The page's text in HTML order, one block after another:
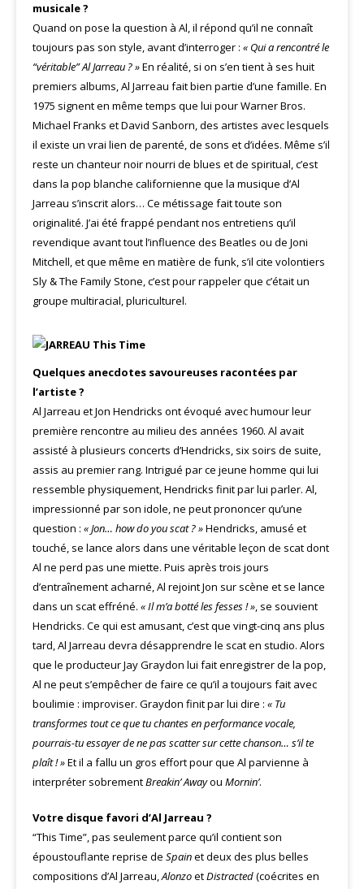
musicale ?
Quand on pose la question à Al, il répond qu’il ne connaît
toujours pas son style, avant d’interroger : « Qui a rencontré le
“véritable” Al Jarreau ? »En réalité, si on s’en tient à ses huit
premiers albums, Al Jarreau fait bien partie d’une famille. En
1975 signent en même temps que lui pour Warner Bros.
Michael Franks et David Sanborn, des artistes avec lesquels
il existe un vrai lien de parenté, de sons et d’idées. Même s’il
reste un chanteur noir nourri de blues et de spiritual, c’est
dans la pop blanche californienne que la musique d’Al
Jarreau s’inscrit alors… Ce métissage fait toute son
originalité. J’ai été frappé pendant nos entretiens qu’il
revendique avant tout l’influence des Beatles ou de Joni
Mitchell, et que même en matière de funk, s’il cite volontiers
Sly & The Family Stone, c’est pour rappeler que c’était un
groupe multiracial, pluriculturel.
Quelques anecdotes savoureuses racontées par
l’artiste ?
Al Jarreau et Jon Hendricks ont évoqué avec humour leur
première rencontre au milieu des années 1960. Al avait
assisté à plusieurs concerts d’Hendricks, six soirs de suite,
assis au premier rang. Intrigué par ce jeune homme qui lui
ressemble physiquement, Hendricks finit par lui parler. Al,
impressionné par son idole, ne peut prononcer qu’une
question : « Jon… how do you scat ? »Hendricks, amusé et
touché, se lance alors dans une véritable leçon de scat dont
Al ne perd pas une miette. Puis après trois jours
d’entraînement acharné, Al rejoint Jon sur scène et se lance
dans un scat effréné. « Il m’a botté les fesses ! », se souvient
Hendricks. Ce qui est amusant, c’est que vingt-cinq ans plus
tard, Al Jarreau devra désapprendre le scat en studio. Alors
que le producteur Jay Graydon lui fait enregistrer de la pop,
Al ne peut s’empêcher de faire ce qu’il a toujours fait avec
boulimie : improviser. Graydon finit par lui dire : « Tu
transformes tout ce que tu chantes en performancevocale,
pourrais-tu essayer de ne pas scatter sur cettechanson… s’il te
plaît ! »Et il a fallu un gros effort pour que Al parvienne à
interpréter sobrementBreakin’Awayou Mornin’.
Votre disque favori d’Al Jarreau ?
“This Time”, pas seulement parce qu’il contient son
époustouflante reprise de Spainet deux des plus belles
compositions d’Al Jarreau,AlonzoetDistracted(coécrites en